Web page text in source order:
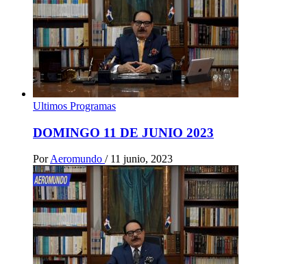
Ultimos Programas
DOMINGO 11 DE JUNIO 2023
PorAeromundo / 11 junio, 2023